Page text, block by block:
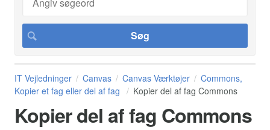
IT Vejledninger Canvas Canvas Værktøjer
Commons,
Kopier et fag eller del af fag
Kopier del af fag Commons
Kopier del af fag Commons